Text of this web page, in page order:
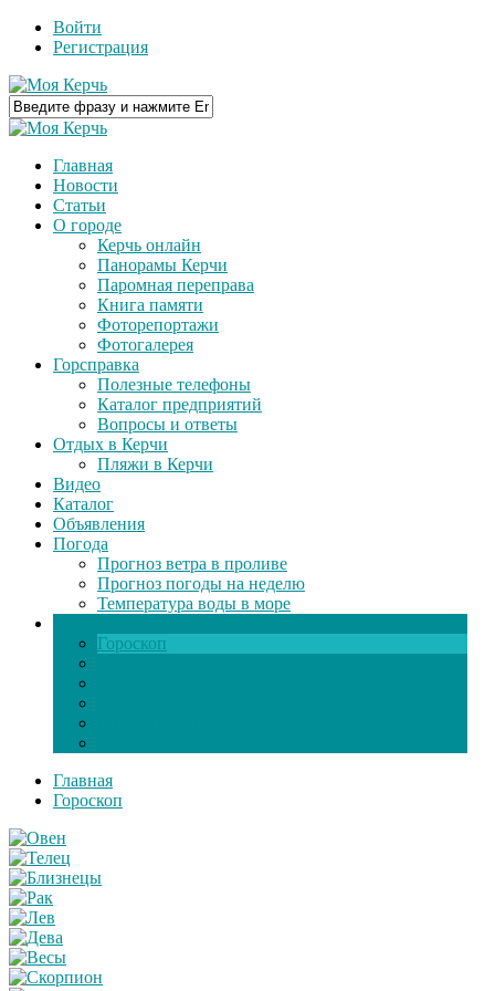
Войти
Регистрация
Главная
Новости
Статьи
О городе
Керчь онлайн
Панорамы Керчи
Паромная переправа
Книга памяти
Фоторепортажи
Фотогалерея
Горсправка
Полезные телефоны
Каталог предприятий
Вопросы и ответы
Отдых в Керчи
Пляжи в Керчи
Видео
Каталог
Объявления
Погода
Прогноз ветра в проливе
Прогноз погоды на неделю
Температура воды в море
Гороскоп
Главная
Гороскоп